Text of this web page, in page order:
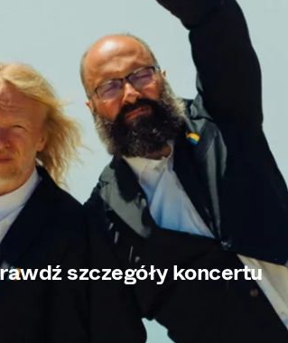
szczegóły koncertu